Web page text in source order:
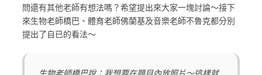
問還有其他老師有想法嗎？希望提出來大家一塊討論～接下
來生物老師橋巴、體育老師佛蘭基及音樂老師不魯克都分別
提出了自已的看法～